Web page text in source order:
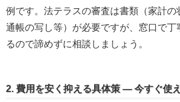
例です。法テラスの審査は書類（家計の
通帳の写し等）が必要ですが、窓口で丁
るので諦めずに相談しましょう。
2. 費用を安く抑える具体策 — 今すぐ使